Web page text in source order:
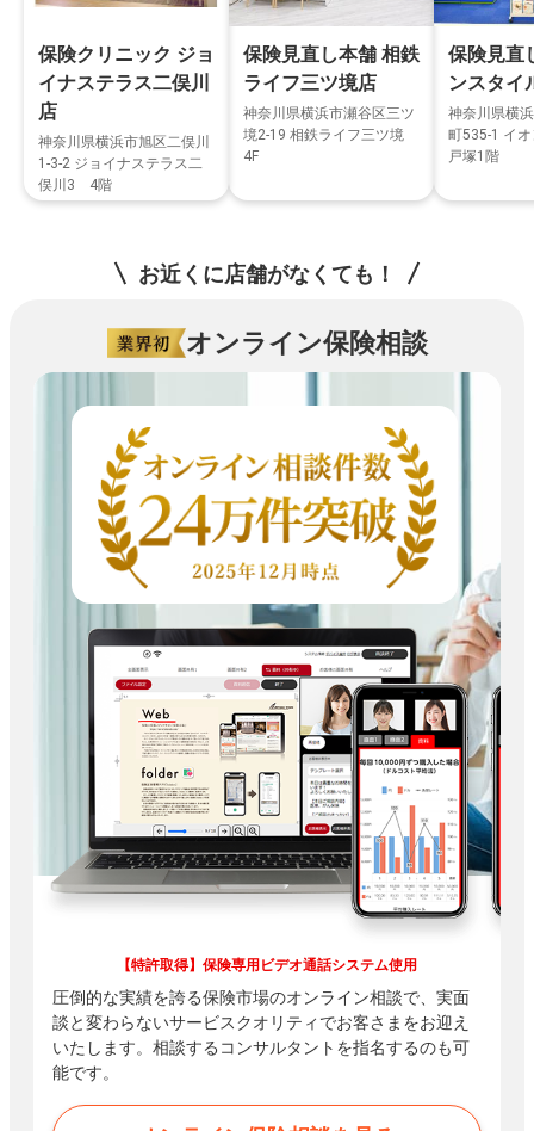
保険クリニック ジョ
イナステラス二俣川
店
神奈川県横浜市旭区二俣川
1-3-2 ジョイナステラス二
俣川3 4階
保険見直し本舗 相鉄
ライフ三ツ境店
神奈川県横浜市瀬谷区三ツ
境2-19 相鉄ライフ三ツ境
4F
保険見直
ンスタイ
神奈川県横
町535-1 イ
戸塚1階
お近くに店舗がなくても！
オンライン保険相談
【特許取得】保険専用ビデオ通話システム使用
圧倒的な実績を誇る保険市場のオンライン相談で、実面
談と変わらないサービスクオリティでお客さまをお迎え
いたします。相談するコンサルタントを指名するのも可
能です。